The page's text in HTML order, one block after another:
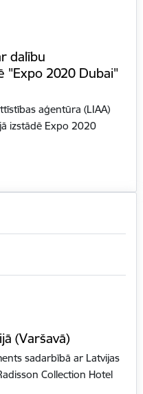
dalību
"Expo 2020 Dubai"
aģentūra (LIAA)
izstādē Expo 2020
(Varšavā)
sadarbībā ar Latvijas
Collection Hotel